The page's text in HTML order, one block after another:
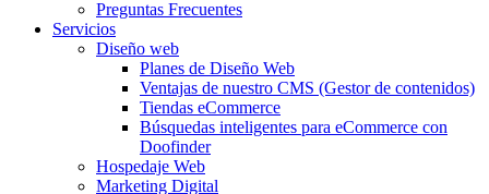
Preguntas Frecuentes
Servicios
Diseño web
Planes de Diseño Web
Ventajas de nuestro CMS (Gestor de contenidos)
Tiendas eCommerce
Búsquedas inteligentes para eCommerce con
Doofinder
Hospedaje Web
Marketing Digital